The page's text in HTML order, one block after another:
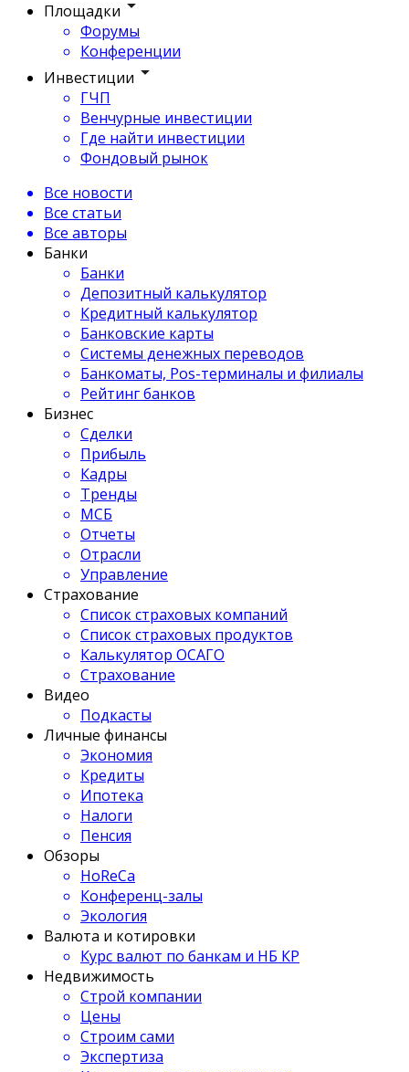
Площадки
Форумы
Конференции
Инвестиции
ГЧП
Венчурные инвестиции
Где найти инвестиции
Фондовый рынок
Все новости
Все статьи
Все авторы
Банки
Банки
Депозитный калькулятор
Кредитный калькулятор
Банковские карты
Системы денежных переводов
Банкоматы, Pos-терминалы и филиалы
Рейтинг банков
Бизнес
Сделки
Прибыль
Кадры
Тренды
МСБ
Отчеты
Отрасли
Управление
Страхование
Список страховых компаний
Список страховых продуктов
Калькулятор ОСАГО
Страхование
Видео
Подкасты
Личные финансы
Экономия
Кредиты
Ипотека
Налоги
Пенсия
Обзоры
HoReCa
Конференц-залы
Экология
Валюта и котировки
Курс валют по банкам и НБ КР
Недвижимость
Строй компании
Цены
Строим сами
Экспертиза